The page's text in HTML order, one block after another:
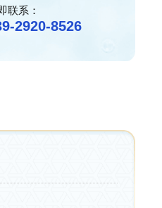
联系：
2920-8526